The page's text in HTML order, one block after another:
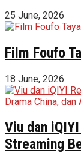
25 June, 2026
Film Foufo
18 June, 2026
Viu dan
Streaming